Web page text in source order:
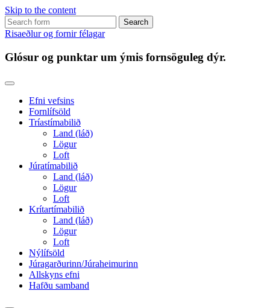
Skip to the content
Search
for:
Risaeðlur og fornir félagar
Glósur og punktar um ýmis fornsöguleg dýr.
Efni vefsins
Fornlífsöld
Tríastímabilið
Land (láð)
Lögur
Loft
Júratímabilið
Land (láð)
Lögur
Loft
Krítartímabilið
Land (láð)
Lögur
Loft
Nýlífsöld
Júragarðurinn/Júraheimurinn
Allskyns efni
Hafðu samband